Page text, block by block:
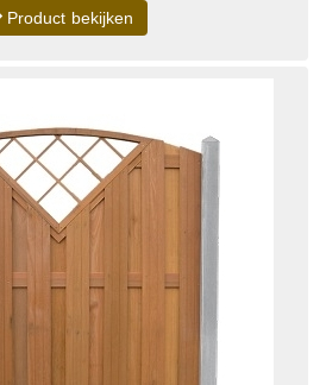
Product bekijken